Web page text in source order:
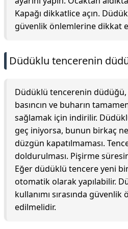
Kapağı dikkatlice açın.
güvenlik önlemlerine dikkat
Düdüklu tencerenin
Düdüklü tencerenin
basıncın ve buharın tamamen
sağlamak için indirilir.
geç iniyorsa, bunun birkaç
düzgün kapatılmaması.
doldurulması. Pişirme
Eğer düdüklü tencere yeni
otomatik olarak yapılabilir.
kullanımı sırasında
edilmelidir.